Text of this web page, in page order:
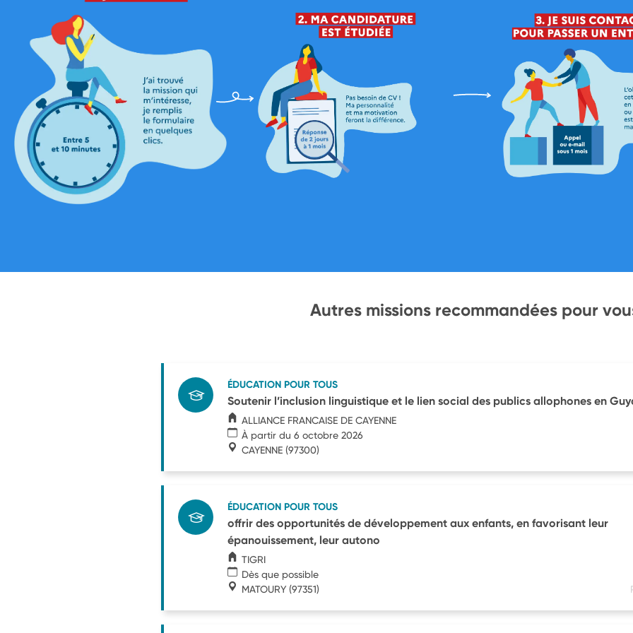
Autres missions recommandées pour
ÉDUCATION POUR TOUS
Soutenir l’inclusion linguistique et le lien social des publics allophones en
ALLIANCE FRANCAISE DE CAYENNE
À partir du 6 octobre 2026
CAYENNE (97300)
ÉDUCATION POUR TOUS
offrir des opportunités de développement aux enfants, en favorisant leur
épanouissement, leur autono
TIGRI
Dès que possible
MATOURY (97351)